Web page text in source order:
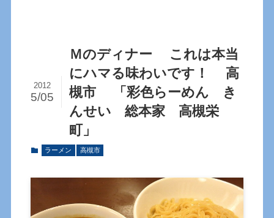
Ｍのディナー これは本当
にハマる味わいです！ 高
槻市 「彩色らーめん き
んせい 総本家 高槻栄
町」
2012
5/05
ラーメン 高槻市